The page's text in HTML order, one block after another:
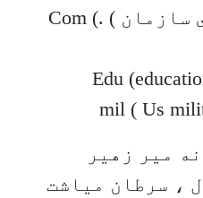
سوداګريز ( تجاراتي سازمان ) .Com (
مير زهير